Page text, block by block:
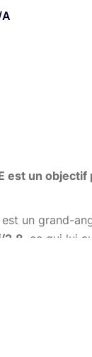
est un
un grand-
2.8 , ce qui lui